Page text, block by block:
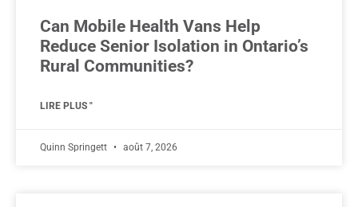
Can Mobile Health Vans Help
Reduce Senior Isolation in Ontario’s
Rural Communities?
LIRE PLUS "
Quinn Springett août 7, 2026